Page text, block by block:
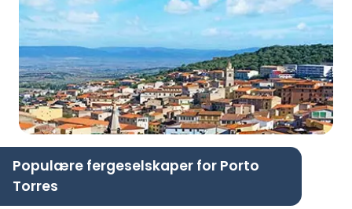
Populære fergeselskaper for Porto
Torres